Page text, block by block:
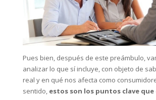
Pues bien, después de este preámbulo,
analizar lo que sí incluye, con objeto de
real y en qué nos afecta como
sentido, estos son los puntos clave que